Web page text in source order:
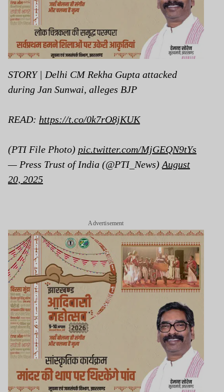
STORY | Delhi CM Rekha Gupta attacked
during Jan Sunwai, alleges BJP
READ: https://t.co/0k7rO8jKUK
(PTI File Photo) pic.twitter.com/MjGEQN9tYs
— Press Trust of India (@PTI_News) August
20, 2025
Advertisement